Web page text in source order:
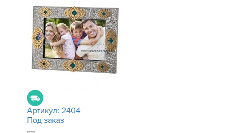
Артикул: 2404
Под заказ